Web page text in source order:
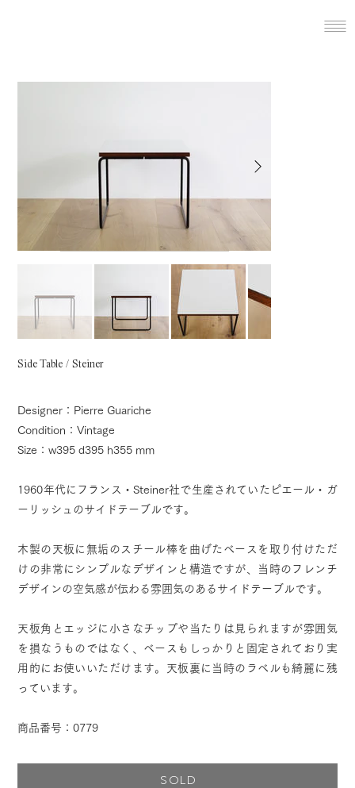
Side Table / Steiner
Designer：Pierre Guariche
Condition：Vintage
Size：w395 d395 h355 mm
1960年代にフランス・Steiner社で生産されていたピエール・ガ
ーリッシュのサイドテーブルです。
木製の天板に無垢のスチール棒を曲げたベースを取り付けただ
けの非常にシンプルなデザインと構造ですが、当時のフレンチ
デザインの空気感が伝わる雰囲気のあるサイドテーブルです。
天板角とエッジに小さなチップや当たりは見られますが雰囲気
を損なうものではなく、ベースもしっかりと固定されており実
用的にお使いいただけます。天板裏に当時のラベルも綺麗に残
っています。
商品番号：0779
SOLD